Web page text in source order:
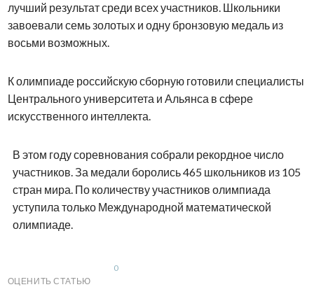
лучший результат среди всех участников. Школьники
завоевали семь золотых и одну бронзовую медаль из
восьми возможных.
К олимпиаде российскую сборную готовили специалисты
Центрального университета и Альянса в сфере
искусственного интеллекта.
В этом году соревнования собрали рекордное число
участников. За медали боролись 465 школьников из 105
стран мира. По количеству участников олимпиада
уступила только Международной математической
олимпиаде.
ОЦЕНИТЬ СТАТЬЮ
0